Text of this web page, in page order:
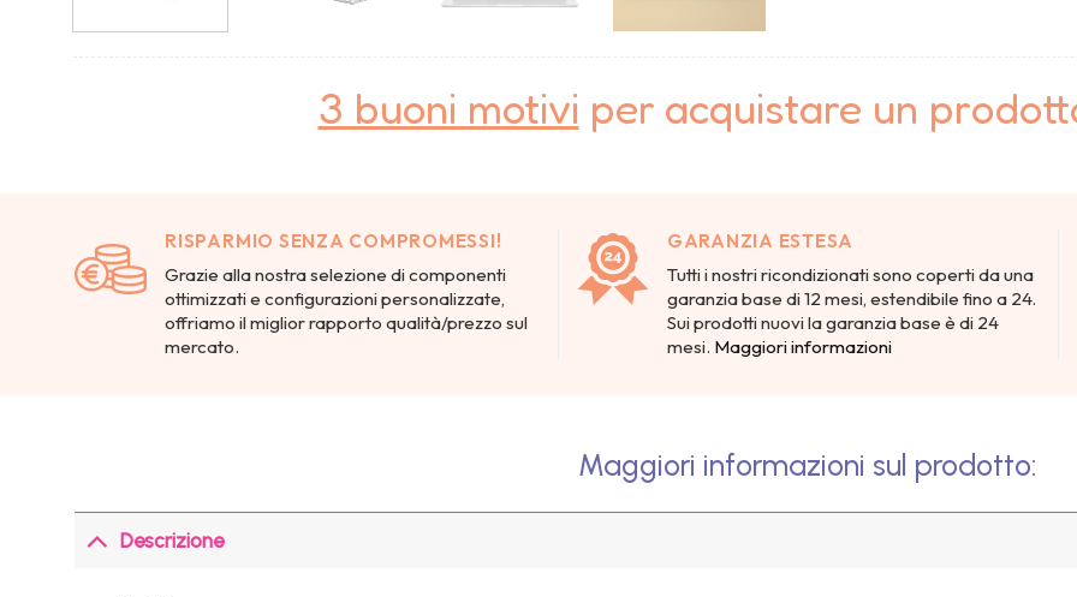
3 buoni motivi per acquistare un
RISPARMIO SENZA COMPROMESSI!
Grazie alla nostra selezione di componenti
ottimizzati e configurazioni personalizzate,
offriamo il miglior rapporto qualità/prezzo sul
mercato.
GARANZIA ESTESA
Tutti i nostri ricondizionati sono coperti da una
garanzia base di 12 mesi, estendibile fino a 24.
Sui prodotti nuovi la garanzia base è di 24
mesi. Maggiori informazioni
Maggiori informazioni sul prodotto:
Descrizione